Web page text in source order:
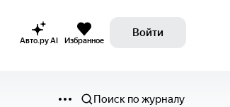
Авто.ру AI Избранное
Войти
Поиск по журналу